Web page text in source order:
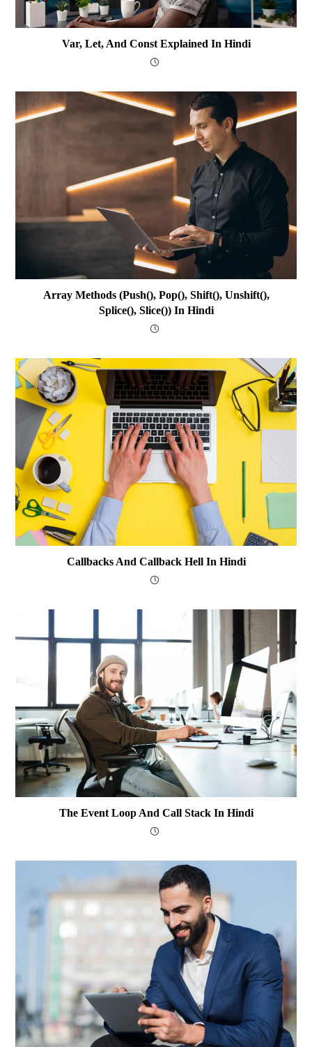
Var, Let, And Const Explained In Hindi
Array Methods (push(), Pop(), Shift(), Unshift(),
Splice(), Slice()) In Hindi
Callbacks And Callback Hell In Hindi
The Event Loop And Call Stack In Hindi